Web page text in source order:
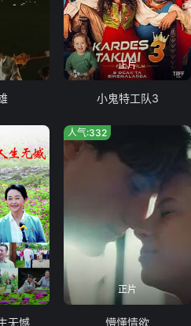
正片
小鬼特工队3
无憾
正片
人气:332
懵懂情欲